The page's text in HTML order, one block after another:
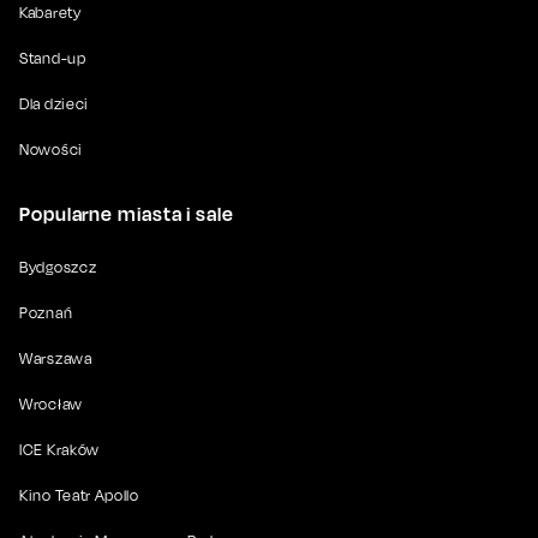
Kabarety
Stand-up
Dla dzieci
Nowości
Popularne miasta i sale
Bydgoszcz
Poznań
Warszawa
Wrocław
ICE Kraków
Kino Teatr Apollo